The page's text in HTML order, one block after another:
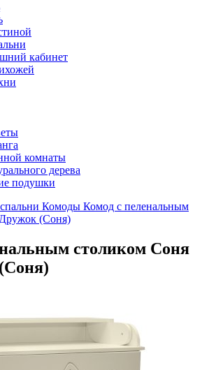
кабинет
комнаты
дерева
подушки
Комоды Комод с пеленальным
(Соня)
столиком Соня